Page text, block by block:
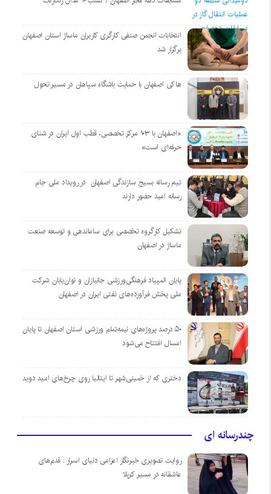
انتخابات انجمن صنفی کارگری کاربران ماساژ استان اصفهان
برگزار شد
هاکی اصفهان با حمایت باشگاه سپاهان در مسیر تحول
«اصفهان با ۱۰۳ مرکز تخصصی، قطب اول ایران در شنای
حرفه‌ای است»
تیم رسانه بسیج سازندگی اصفهان در رویداد ملی جام
رسانه امید حضور دارند
تشکیل کارگروه تخصصی برای ساماندهی و توسعه صنعت
ماساژ در اصفهان
پایان المپیاد فرهنگی‌ورزشی جانبازان و توان‌یابان شرکت
ملی پخش فرآورده‌های نفتی ایران در اصفهان
۵۰ درصد پروژه‌های نیمه‌تمام ورزشی استان اصفهان تا پایان
امسال افتتاح می‌شود
دختری که از خمینی‌شهر تا ایتالیا روی چرخ‌های امید دوید
چندرسانه ای
روایت تصویری خبرنگار اعزامی دنیای اسرار : قدم‌های
عاشقانه در مسیر کربلا